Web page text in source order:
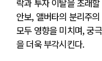
락과 투자 이탈을 초래
안보, 앨버타의 분리주
모두 영향을 미치며, 궁
을 더욱 부각시킨다.